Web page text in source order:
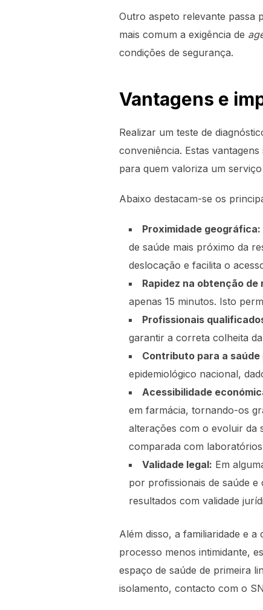
Outro aspeto relevante passa
mais comum a exigência de
condições de segurança.
Vantagens e
Realizar um teste de
conveniência. Estas
para quem valoriza um
Abaixo destacam-se os
Proximidade geográfica:
de saúde mais próximo da
deslocação e facilita o
Rapidez na obtenção de
apenas 15 minutos. Isto
Profissionais
garantir a correta colheita
Contributo para a saúde
epidemiológico nacional,
Acessibilidade
em farmácia, tornando-os
alterações com o evoluir da
comparada com
Validade legal: Em
por profissionais de saúde
resultados com validade
Além disso, a familiaridade e
processo menos intimidante,
espaço de saúde de primeira
isolamento, contacto com o